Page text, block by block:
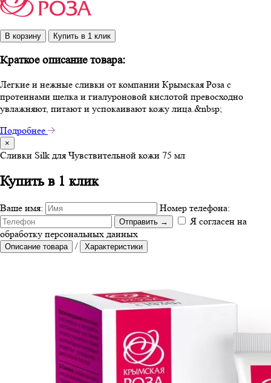
В корзину Купить в 1 клик
Краткое описание товара:
Легкие и нежные сливки от компании Крымская Роза с
протеинами шелка и гиалуроновой кислотой превосходно
увлажняют, питают и успокаивают кожу лица.&nbsp;
Подробнее
×
Сливки Silk для Чувствительной кожи 75 мл
Купить в 1 клик
Ваше имя: Номер телефона:
Отправить →
Я согласен на
обработку персональных данных
Описание товара / Характеристики